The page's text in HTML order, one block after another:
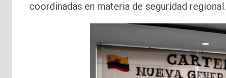
coordinadas en materia de seguridad regional.